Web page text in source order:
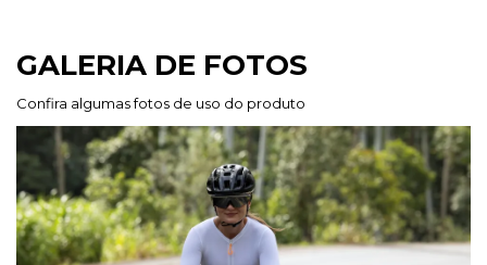
GALERIA DE FOTOS
Confira algumas fotos de uso do produto